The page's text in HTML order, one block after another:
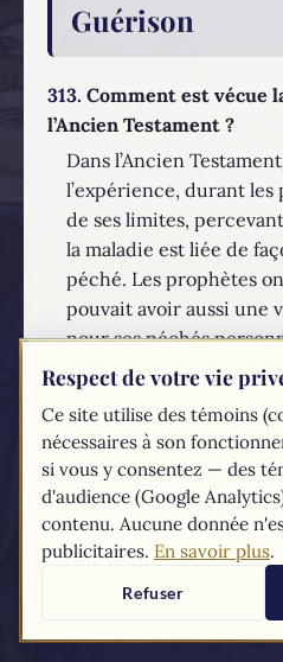
Guérison
313. Comment est vécue
l’Ancien Testament ?
Dans l’Ancien
l’expérience, durant les
de ses limites,
la maladie est liée de
péché. Les prophètes
pouvait avoir aussi une
pour ses péchés
autres. C’est ainsi que
devant Dieu, auquel
guérison.
EN SAVOIR PLUS...
Les textes duCompendiumdu
tirés du
site du Vatican
Respect de votre vie
Ce site utilise des témoins
nécessaires à son
si vous y consentez — des
d'audience (Google
contenu. Aucune donnée
publicitaires. En savoir plus.
Refuser